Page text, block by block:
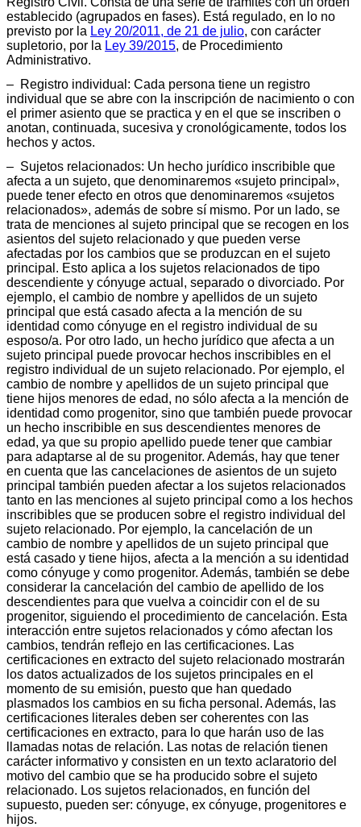
establecido (agrupados en fases). Está regulado, en lo no
previsto por la Ley 20/2011, de 21 de julio, con carácter
supletorio, por la Ley 39/2015, de Procedimiento
Administrativo.
– Registro individual: Cada persona tiene un registro
individual que se abre con la inscripción de nacimiento o con
el primer asiento que se practica y en el que se inscriben o
anotan, continuada, sucesiva y cronológicamente, todos los
hechos y actos.
– Sujetos relacionados: Un hecho jurídico inscribible que
afecta a un sujeto, que denominaremos «sujeto principal»,
puede tener efecto en otros que denominaremos «sujetos
relacionados», además de sobre sí mismo. Por un lado, se
trata de menciones al sujeto principal que se recogen en los
asientos del sujeto relacionado y que pueden verse
afectadas por los cambios que se produzcan en el sujeto
principal. Esto aplica a los sujetos relacionados de tipo
descendiente y cónyuge actual, separado o divorciado. Por
ejemplo, el cambio de nombre y apellidos de un sujeto
principal que está casado afecta a la mención de su
identidad como cónyuge en el registro individual de su
esposo/a. Por otro lado, un hecho jurídico que afecta a un
sujeto principal puede provocar hechos inscribibles en el
registro individual de un sujeto relacionado. Por ejemplo, el
cambio de nombre y apellidos de un sujeto principal que
tiene hijos menores de edad, no sólo afecta a la mención de
identidad como progenitor, sino que también puede provocar
un hecho inscribible en sus descendientes menores de
edad, ya que su propio apellido puede tener que cambiar
para adaptarse al de su progenitor. Además, hay que tener
en cuenta que las cancelaciones de asientos de un sujeto
principal también pueden afectar a los sujetos relacionados
tanto en las menciones al sujeto principal como a los hechos
inscribibles que se producen sobre el registro individual del
sujeto relacionado. Por ejemplo, la cancelación de un
cambio de nombre y apellidos de un sujeto principal que
está casado y tiene hijos, afecta a la mención a su identidad
como cónyuge y como progenitor. Además, también se debe
considerar la cancelación del cambio de apellido de los
descendientes para que vuelva a coincidir con el de su
progenitor, siguiendo el procedimiento de cancelación. Esta
interacción entre sujetos relacionados y cómo afectan los
cambios, tendrán reflejo en las certificaciones. Las
certificaciones en extracto del sujeto relacionado mostrarán
los datos actualizados de los sujetos principales en el
momento de su emisión, puesto que han quedado
plasmados los cambios en su ficha personal. Además, las
certificaciones literales deben ser coherentes con las
certificaciones en extracto, para lo que harán uso de las
llamadas notas de relación. Las notas de relación tienen
carácter informativo y consisten en un texto aclaratorio del
motivo del cambio que se ha producido sobre el sujeto
relacionado. Los sujetos relacionados, en función del
supuesto, pueden ser: cónyuge, ex cónyuge, progenitores e
hijos.